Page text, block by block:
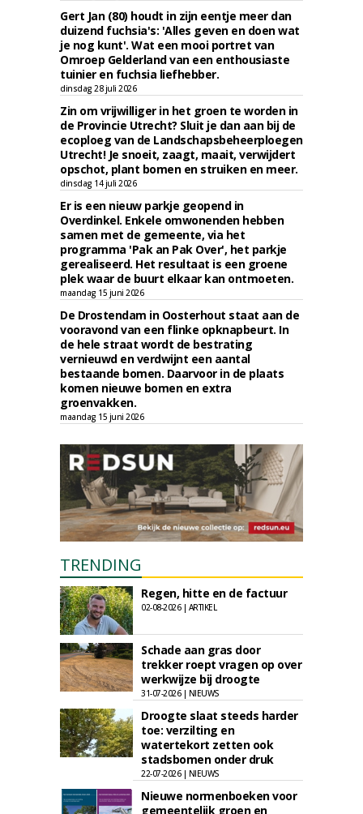
Gert Jan (80) houdt in zijn eentje meer dan
duizend fuchsia's: 'Alles geven en doen wat
je nog kunt'. Wat een mooi portret van
Omroep Gelderland van een enthousiaste
tuinier en fuchsia liefhebber.
dinsdag 28 juli 2026
Zin om vrijwilliger in het groen te worden in
de Provincie Utrecht? Sluit je dan aan bij de
ecoploeg van de Landschapsbeheerploegen
Utrecht! Je snoeit, zaagt, maait, verwijdert
opschot, plant bomen en struiken en meer.
dinsdag 14 juli 2026
Er is een nieuw parkje geopend in
Overdinkel. Enkele omwonenden hebben
samen met de gemeente, via het
programma 'Pak an Pak Over', het parkje
gerealiseerd. Het resultaat is een groene
plek waar de buurt elkaar kan ontmoeten.
maandag 15 juni 2026
De Drostendam in Oosterhout staat aan de
vooravond van een flinke opknapbeurt. In
de hele straat wordt de bestrating
vernieuwd en verdwijnt een aantal
bestaande bomen. Daarvoor in de plaats
komen nieuwe bomen en extra
groenvakken.
maandag 15 juni 2026
TRENDING
Regen, hitte en de factuur
02-08-2026 | ARTIKEL
Schade aan gras door
trekker roept vragen op over
werkwijze bij droogte
31-07-2026 | NIEUWS
Droogte slaat steeds harder
toe: verzilting en
watertekort zetten ook
stadsbomen onder druk
22-07-2026 | NIEUWS
Nieuwe normenboeken voor
gemeentelijk groen en